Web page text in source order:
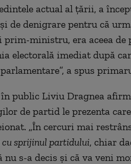
actual al ţării, a
de denigrare pentru că
ministru, era aceea de
electorală imediat după
a spus
public Liviu Dragnea
de partid le prezenta
„În cercuri mai
cu sprijinul partidului, chiar
s-a decis şi că va veni